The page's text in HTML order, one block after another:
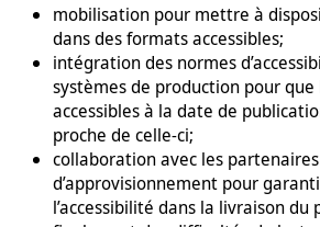
mobilisation pour mettre à
dans des formats accessibles;
intégration des normes
systèmes de production pour
accessibles à la date de
proche de celle-ci;
collaboration avec les
d’approvisionnement pour
l’accessibilité dans la livraison